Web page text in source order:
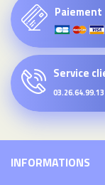
Paiement
Service
03.26.64.99.13
INFORMATIONS